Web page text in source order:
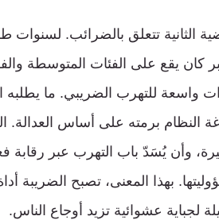
الثانية تتعلق بالضرائب.
كان يقع على الفئات المتوسطة
واسعة للتهرب الضريبي. ما يطلبه
النظام برمته على أساس
وأن يُسَدّ باب التهرب عبر
بهذا المعنى، تصبح الضريبة
لجباية عشوائية تزيد أوجاع الناس.